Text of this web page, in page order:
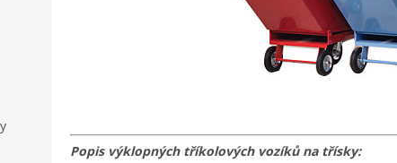
Popis výklopných tříkolových vozíků na třísky: